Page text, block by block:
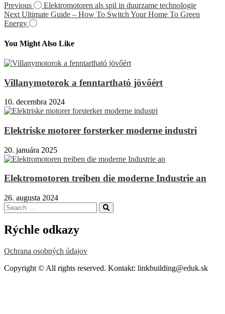
Navigácia
v
Previous
Elektromotoren als spil in duurzame technologie
Next Ultimate Guide – How To Switch Your Home To Green
Energy
You Might Also Like
Villanymotorok a fenntartható jövőért
10. decembra 2024
Elektriske motorer forsterker moderne industri
20. januára 2025
Elektromotoren treiben die moderne Industrie an
26. augusta 2024
Search
for:
Search
Rýchle odkazy
Ochrana osobných údajov
Copyright © All rights reserved. Kontakt: linkbuilding@eduk.sk